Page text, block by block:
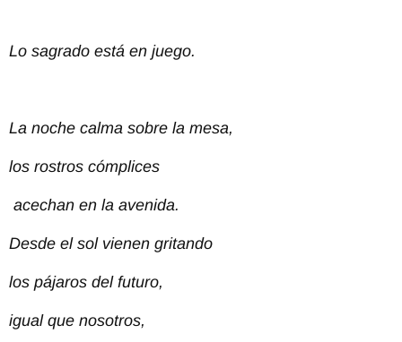
Lo sagrado está en juego.
La noche calma sobre la mesa,
los rostros cómplices
acechan en la avenida.
Desde el sol vienen gritando
los pájaros del futuro,
igual que nosotros,